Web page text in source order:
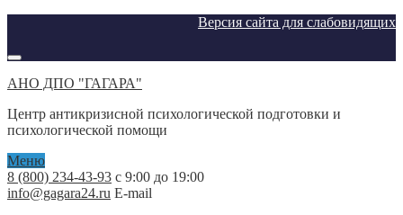
Версия сайта для слабовидящих
АНО ДПО "ГАГАРА"
Центр антикризисной психологической подготовки и
психологической помощи
Меню
8 (800) 234-43-93 с 9:00 до 19:00
info@gagara24.ru E-mail